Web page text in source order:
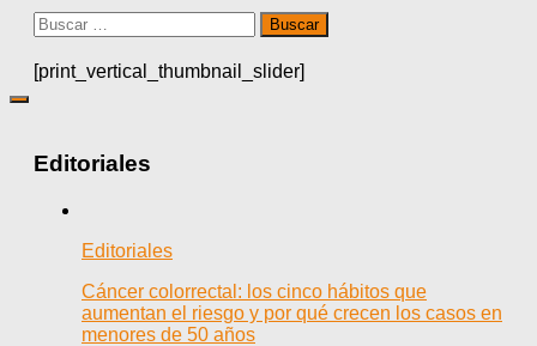
Buscar:
[print_vertical_thumbnail_slider]
Editoriales
Editoriales
Cáncer colorrectal: los cinco hábitos que
aumentan el riesgo y por qué crecen los casos en
menores de 50 años